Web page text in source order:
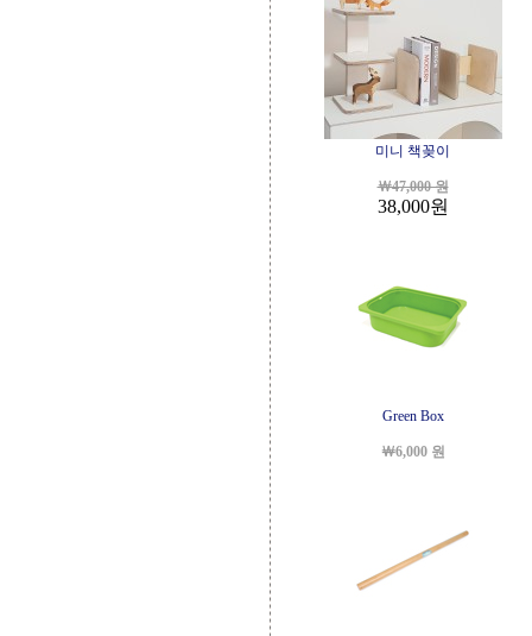
미니 책꽂이
￦47,000 원
38,000원
Green Box
￦6,000 원